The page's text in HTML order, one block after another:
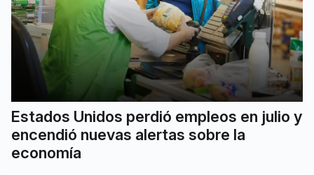
Estados Unidos perdió empleos en julio y
encendió nuevas alertas sobre la
economía